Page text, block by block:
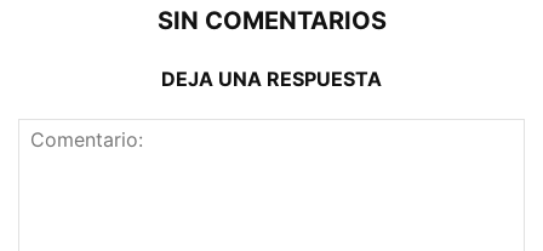
SIN COMENTARIOS
DEJA UNA RESPUESTA